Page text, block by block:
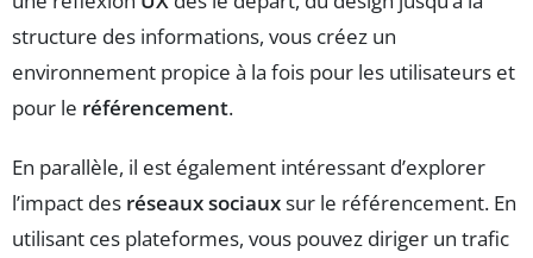
structure des informations, vous créez un
environnement propice à la fois pour les utilisateurs et
pour le référencement.
En parallèle, il est également intéressant d’explorer
l’impact des réseaux sociauxsur le référencement. En
utilisant ces plateformes, vous pouvez diriger un trafic